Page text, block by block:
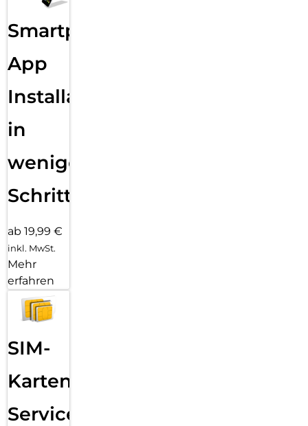
Smartphone
App
Installation
in
wenigen
Schritten
ab 19,99 €
inkl. MwSt.
Mehr
erfahren
SIM-
Karten
Service: